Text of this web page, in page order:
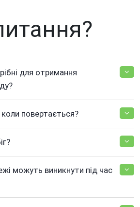
для отримання
повертається?
можуть виникнути під час